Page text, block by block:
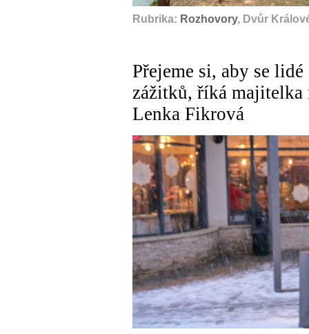
Rubrika: Rozhovory, Dvůr
Přejeme si, aby se
zážitků, říká majitelka
Lenka Fikrová